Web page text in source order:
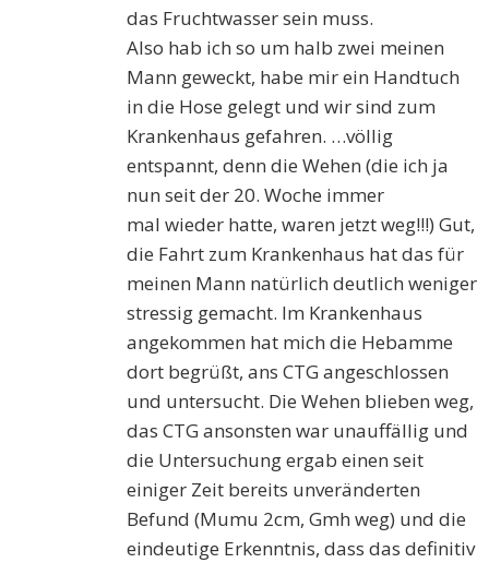
das Fruchtwasser sein muss.
Also hab ich so um halb zwei meinen
Mann geweckt, habe mir ein Handtuch
in die Hose gelegt und wir sind zum
Krankenhaus gefahren. …völlig
entspannt, denn die Wehen (die ich ja
nun seit der 20. Woche immer
malwieder hatte, waren jetzt weg!!!) Gut,
die Fahrt zum Krankenhaus hat das für
meinen Mann natürlich deutlich weniger
stressig gemacht. Im Krankenhaus
angekommen hat mich die Hebamme
dort begrüßt, ans CTG angeschlossen
und untersucht. Die Wehen blieben weg,
das CTG ansonsten war unauffällig und
die Untersuchung ergab einen seit
einiger Zeit bereits unveränderten
Befund (Mumu 2cm,Gmh weg) und die
eindeutige Erkenntnis, dassdas definitiv